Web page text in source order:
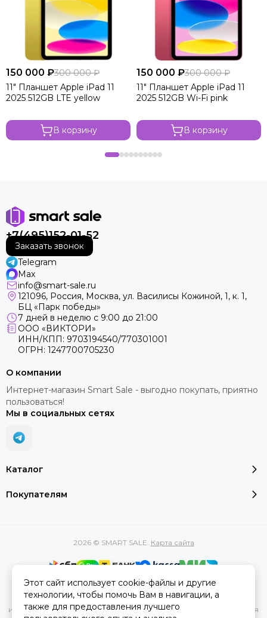
150 000 ₽300 000 ₽
11" Планшет Apple iPad 11
2025 512GB LTE yellow
В корзину
150 000 ₽300 000 ₽
11" Планшет Apple iPad 11
2025 512GB Wi-Fi pink
В корзину
+7(495)152-01-52
Заказать звонок
Telegram
Max
info@smart-sale.ru
121096, Россия, Москва, ул. Василисы Кожиной, 1, к. 1,
БЦ «Парк победы»
7 дней в неделю с 9:00 до 21:00
ООО «ВИКТОРИ»
ИНН/КПП: 9703194540/770301001
ОГРН: 1247700705230
Каталог
Покупателям
О компании
Интернет-магазин Smart Sale - выгодно покупать, приятно
пользоваться!
Мы в социальных сетях
2026 © SMART SALE. Карта сайта
Вся представленная на сайте информация, касающаяся
характеристик, стоимости товаров и услуг, носит
информационный характер и ни при каких условиях не является
Этот сайт использует cookie-файлы и другие
технологии, чтобы помочь Вам в навигации, а
также для предоставления лучшего